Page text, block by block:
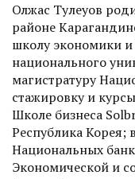
Олжас Тулеуов
районе
школу экономики и
национального
магистратуру
стажировку и
Школе бизнеса
Республика Корея;
Национальных
Экономической и